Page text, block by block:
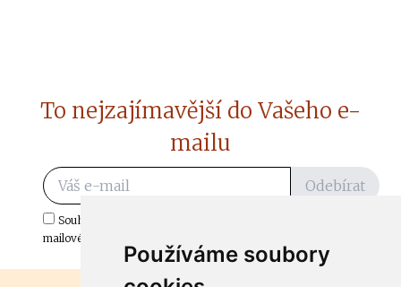
Používáme soubory
To nejzajímavější do Vašeho e-
mailu
Odebírat
Souhlasím s odběrem důležitých zpráv ze ČtiDoma.cz do mé e-
mailové schránky.